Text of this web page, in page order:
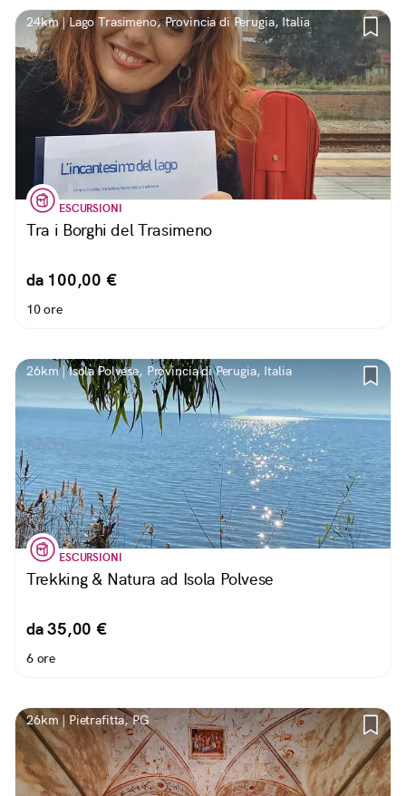
24km | Lago Trasimeno, Provincia di Perugia, Italia
ESCURSIONI
Tra i Borghi del Trasimeno
da 100,00 €
10 ore
26km | Isola Polvese, Provincia di Perugia, Italia
ESCURSIONI
Trekking & Natura ad Isola Polvese
da 35,00 €
6 ore
26km | Pietrafitta, PG